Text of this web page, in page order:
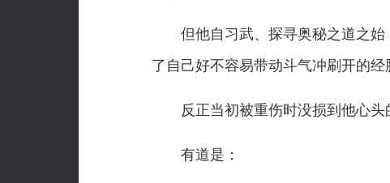
但他自习武、探寻奥秘之道之始
了自己好不容易带动斗气冲刷开的
反正当初被重伤时没损到他心头
有道是：